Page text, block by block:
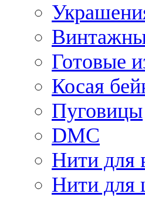
Готовые
Косая
Пуговицы
DMC
Нити для
Нити для